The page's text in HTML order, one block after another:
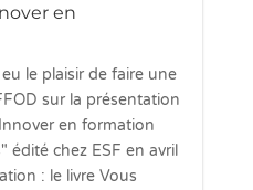
en
le plaisir de faire une
sur la présentation
en formation
édité chez ESF en avril
: le livre Vous